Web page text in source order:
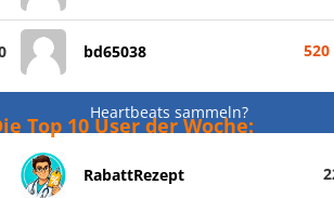
bd65038 520
Heartbeats sammeln?
Top 10 User der Woche:
RabattRezept